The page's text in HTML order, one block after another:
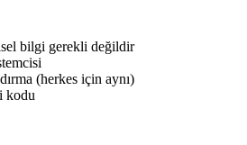
bilgi gerekli değildir
(herkes için aynı)
kodu